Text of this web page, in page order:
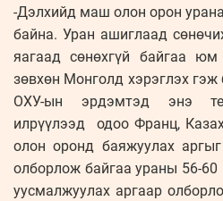
-Дэлхийд маш олон орон
байна. Уран ашиглаад
яагаад сөнөхгүй байгаа
зөвхөн Монголд хэрэглэх
ОХУ-ын эрдэмтэд энэ
илрүүлээд одоо Франц,
олон оронд баяжуулах
олборлож байгаа ураны 56-60
уусмалжуулах аргаар